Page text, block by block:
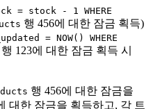
= stock - 1 WHERE
행 456에 대한 잠금 획득)
= NOW() WHERE
행 123에 대한 잠금 획득 시
행 456에 대한 잠금을
대한 잠금을 획득하고, 각 트